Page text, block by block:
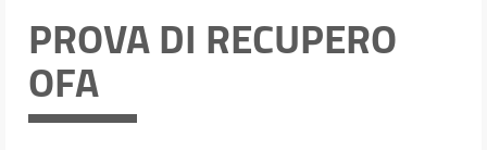
Orario e calendari
PROVA DI RECUPERO
OFA